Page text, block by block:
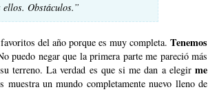
Obstáculos.”
del año porque es muy completa. Tenemos
puedo negar que la primera parte me pareció más
terreno. La verdad es que si me dan a elegir me
un mundo completamente nuevo lleno de